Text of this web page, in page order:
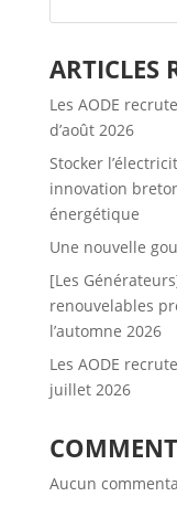
ARTICLES
Les AODE
d’août 2026
Stocker
innovation
énergétique
Une nouvelle
[Les
renouvelables
l’automne 2026
Les AODE
juillet 2026
Aucun